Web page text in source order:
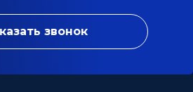
звонок